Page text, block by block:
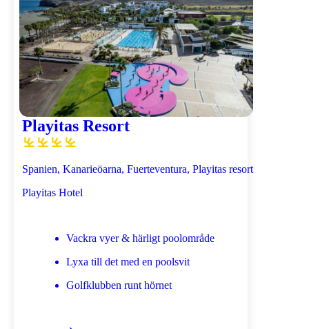
Playitas Resort
Spanien, Kanarieöarna, Fuerteventura, Playitas resort
Playitas Hotel
Vackra vyer & härligt poolområde
Lyxa till det med en poolsvit
Golfklubben runt hörnet